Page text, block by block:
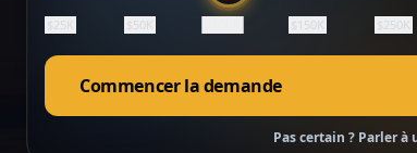
$25K $50K $150K $250K
Commencer la demande
Pas certain ? Parler à